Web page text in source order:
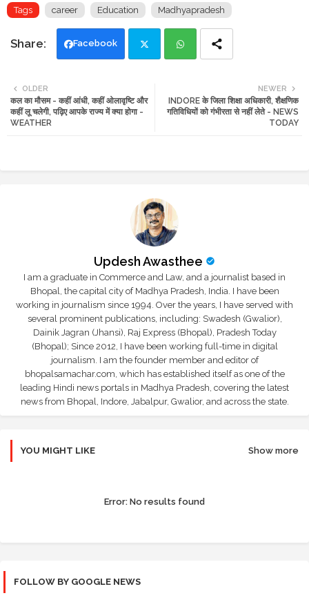
Tags career Education Madhyapradesh
Facebook
tte ats
NEWER
INDORE के जिला शिक्षा अधिकारी, शैक्षणिक
गतिविधियों को गंभीरता से नहीं लेते - NEWS
TODAY
OLDER
कल का मौसम - कहीं आंधी, कहीं ओलावृष्टि और
कहीं लू चलेगी, पढ़िए आपके राज्य में क्या होगा -
WEATHER
Updesh Awasthee
I am a graduate in Commerce and Law, and a journalist based in
Bhopal, the capital city of Madhya Pradesh, India. I have been
working in journalism since 1994. Over the years, I have served with
several prominent publications, including: Swadesh (Gwalior),
Dainik Jagran (Jhansi), Raj Express (Bhopal), Pradesh Today
(Bhopal); Since 2012, I have been working full-time in digital
journalism. I am the founder member and editor of
bhopalsamachar.com, which has established itself as one of the
leading Hindi news portals in Madhya Pradesh, covering the latest
news from Bhopal, Indore, Jabalpur, Gwalior, and across the state.
YOU MIGHT LIKE Show more
Error: No results found
FOLLOW BY GOOGLE NEWS